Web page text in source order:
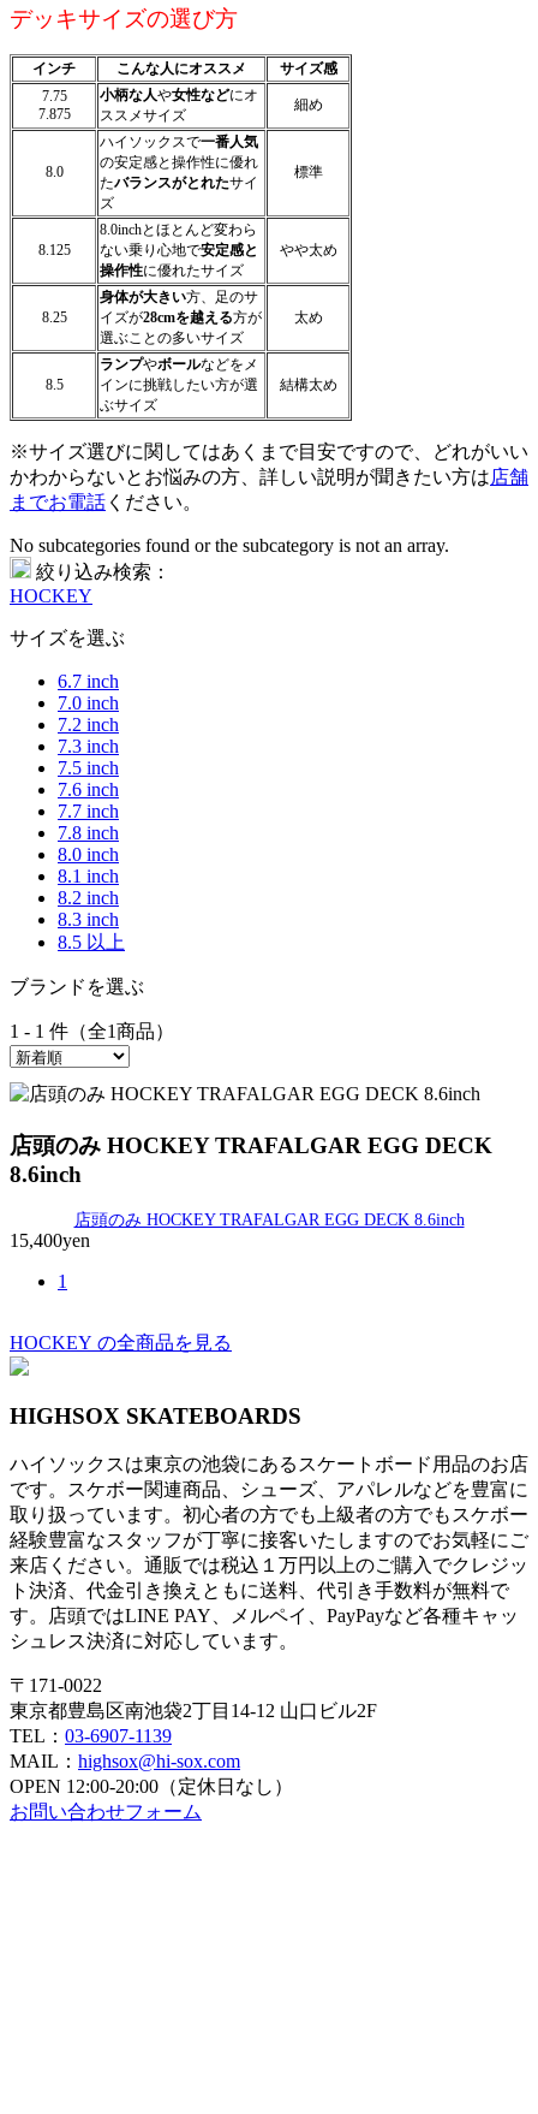
デッキサイズの選び方
インチ こんな人にオススメ
サイズ感
7.75
7.875
小柄な人や女性などにオ
ススメサイズ
細め
8.0
ハイソックスで一番人気
の安定感と操作性に優れ
たバランスがとれたサイ
ズ
標準
8.125
8.0inchとほとんど変わら
ない乗り心地で安定感と
操作性に優れたサイズ
やや太め
8.25
身体が大きい方、足のサ
イズが28cmを越える方が
選ぶことの多いサイズ
太め
8.5
ランプやボールなどをメ
インに挑戦したい方が選
ぶサイズ
結構太め
※サイズ選びに関してはあくまで目安ですので、どれがいい
かわからないとお悩みの方、詳しい説明が聞きたい方は店舗
までお電話 ください。
No subcategories found or the subcategory is not an array.
絞り込み検索：
HOCKEY
サイズを選ぶ
6.7 inch
7.0 inch
7.2 inch
7.3 inch
7.5 inch
7.6 inch
7.7 inch
7.8 inch
8.0 inch
8.1 inch
8.2 inch
8.3 inch
8.5 以上
ブランドを選ぶ
1 - 1 件（全1商品）
店頭のみ HOCKEY TRAFALGAR EGG DECK
8.6inch
店頭のみ HOCKEY TRAFALGAR EGG DECK 8.6inch
15,400yen
1
HOCKEY の全商品を見る
HIGHSOX SKATEBOARDS
ハイソックスは東京の池袋にあるスケートボード用品のお店
です。スケボー関連商品、シューズ、アパレルなどを豊富に
取り扱っています。初心者の方でも上級者の方でもスケボー
経験豊富なスタッフが丁寧に接客いたしますのでお気軽にご
来店ください。通販では税込１万円以上のご購入でクレジッ
ト決済、代金引き換えともに送料、代引き手数料が無料で
す。店頭ではLINE PAY、メルペイ、PayPayなど各種キャッ
シュレス決済に対応しています。
〒171-0022
東京都豊島区南池袋2丁目14-12 山口ビル2F
TEL： 03-6907-1139
MAIL： highsox@hi-sox.com
OPEN 12:00-20:00（定休日なし）
お問い合わせフォーム